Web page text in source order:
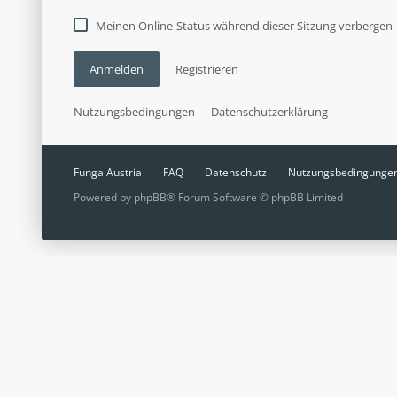
Meinen Online-Status während dieser Sitzung verbergen
Anmelden Registrieren
Nutzungsbedingungen Datenschutzerklärung
Funga Austria FAQ Datenschutz
Powered by phpBB® Forum Software © phpBB Limited